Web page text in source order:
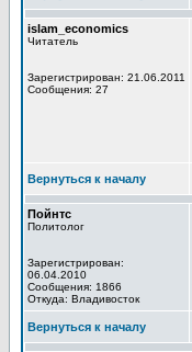
islam_economics
Читатель
Зарегистрирован: 21.06.2011
Сообщения: 27
Вернуться к началу
Пойнтс
Политолог
Зарегистрирован:
06.04.2010
Сообщения: 1866
Откуда: Владивосток
Вернуться к началу